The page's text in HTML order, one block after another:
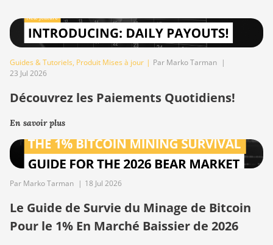
Guides & Tutoriels, Produit Mises à jour | Par Marko Tarman |
23 Jul 2026
Découvrez les Paiements Quotidiens!
En savoir plus
Par Marko Tarman | 18 Jul 2026
Le Guide de Survie du Minage de Bitcoin
Pour le 1% En Marché Baissier de 2026